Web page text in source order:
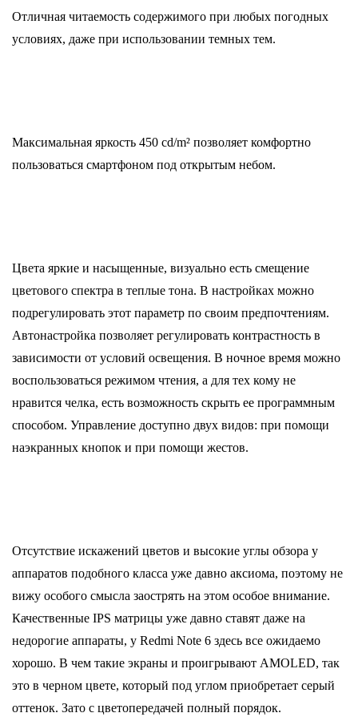
Отличная читаемость содержимого при любых погодных
условиях, даже при использовании темных тем.
Максимальная яркость 450 cd/m² позволяет комфортно
пользоваться смартфоном под открытым небом.
Цвета яркие и насыщенные, визуально есть смещение
цветового спектра в теплые тона. В настройках можно
подрегулировать этот параметр по своим предпочтениям.
Автонастройка позволяет регулировать контрастность в
зависимости от условий освещения. В ночное время можно
воспользоваться режимом чтения, а для тех кому не
нравится челка, есть возможность скрыть ее программным
способом. Управление доступно двух видов: при помощи
наэкранных кнопок и при помощи жестов.
Отсутствие искажений цветов и высокие углы обзора у
аппаратов подобного класса уже давно аксиома, поэтому не
вижу особого смысла заострять на этом особое внимание.
Качественные IPS матрицы уже давно ставят даже на
недорогие аппараты, у Redmi Note 6 здесь все ожидаемо
хорошо. В чем такие экраны и проигрывают AMOLED, так
это в черном цвете, который под углом приобретает серый
оттенок. Зато с цветопередачей полный порядок.